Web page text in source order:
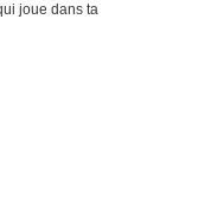
joue dans ta